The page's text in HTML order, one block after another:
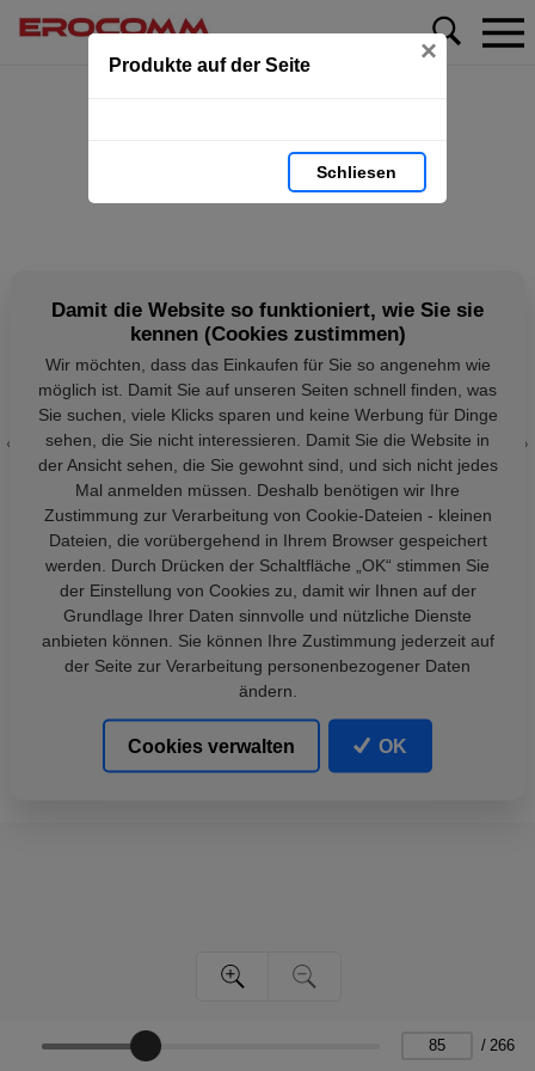
Produkte auf der Seite ×
Schliesen
/ 266
Damit die Website so funktioniert, wie Sie sie
kennen (Cookies zustimmen)
Wir möchten, dass das Einkaufen für Sie so angenehm wie
möglich ist. Damit Sie auf unseren Seiten schnell finden, was
Sie suchen, viele Klicks sparen und keine Werbung für Dinge
sehen, die Sie nicht interessieren. Damit Sie die Website in
der Ansicht sehen, die Sie gewohnt sind, und sich nicht jedes
Mal anmelden müssen. Deshalb benötigen wir Ihre
Zustimmung zur Verarbeitung von Cookie-Dateien - kleinen
Dateien, die vorübergehend in Ihrem Browser gespeichert
werden. Durch Drücken der Schaltfläche „OK“ stimmen Sie
der Einstellung von Cookies zu, damit wir Ihnen auf der
Grundlage Ihrer Daten sinnvolle und nützliche Dienste
anbieten können. Sie können Ihre Zustimmung jederzeit auf
der Seite zur Verarbeitung personenbezogener Daten
ändern.
Cookies verwalten OK